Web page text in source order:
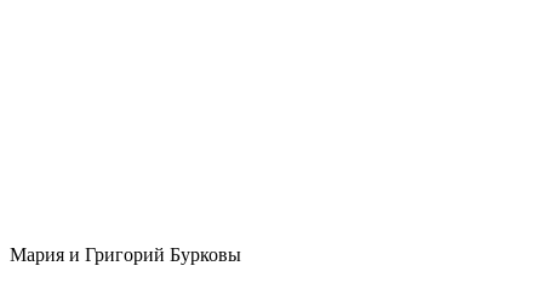
Мария и Григорий Бурковы